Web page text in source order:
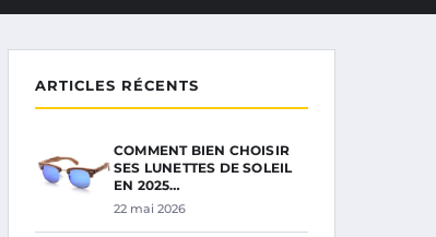
ARTICLES RÉCENTS
COMMENT BIEN CHOISIR
SES LUNETTES DE SOLEIL
EN 2025…
22 mai 2026